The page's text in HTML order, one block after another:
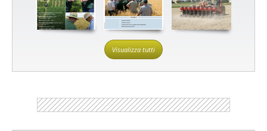
Visualizza tutti